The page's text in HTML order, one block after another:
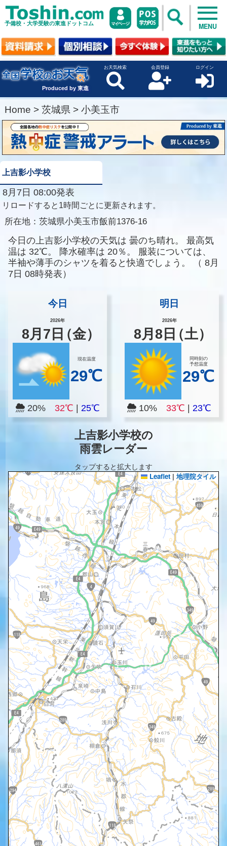
予備校・大学受験の東進ドットコム MENU
Produced by 東進
お天気検索 会員登録 ログイン
Home > 茨城県 > 小美玉市
上吉影小学校
8月7日 08:00発表
リロードすると1時間ごとに更新されます。
所在地： 茨城県小美玉市飯前1376-16
今日の上吉影小学校の天気は 曇のち晴れ。
最高気
温は 32℃。 降水確率は 20％。
服装については、
半袖や薄手のシャツを着ると快適でしょう。
（ 8月
7日 08時発表）
今日
2026年
8月 7 日（金）
現在温度
29℃
20% 32℃ 25℃
明日
2026年
8月8 日（土）
同時刻の
予想温度
29℃
10%33℃ |23℃
上吉影小学校の
雨雲レーダー
タップすると拡大します
Leaflet | 地理院タイル